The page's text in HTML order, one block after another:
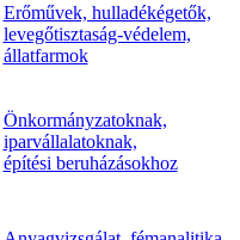
Erőművek, hulladékégetők,
levegőtisztaság-védelem,
állatfarmok
Önkormányzatoknak,
iparvállalatoknak,
építési beruházásokhoz